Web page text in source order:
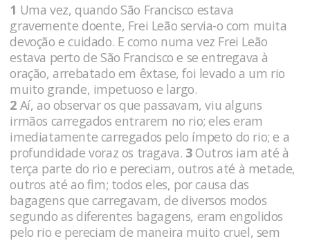
1 Uma vez, quando São Francisco estava
gravemente doente, Frei Leão servia-o com muita
devoção e cuidado. E como numa vez Frei Leão
estava perto de São Francisco e se entregava à
oração, arrebatado em êxtase, foi levado a um rio
muito grande, impetuoso e largo.
2 Aí, ao observar os que passavam, viu alguns
irmãos carrega­dos entrarem no rio; eles eram
imediatamente carregados pelo ímpeto do rio; e a
profundidade voraz os tragava. 3Outros iam até à
terça parte do rio e pereciam, outros até à meta­de,
outros até ao fim; todos eles, por causa das
bagagens que car­regavam, de diversos modos
segundo as diferentes bagagens, eram engolidos
pelo rio e pereciam de maneira muito cruel, sem